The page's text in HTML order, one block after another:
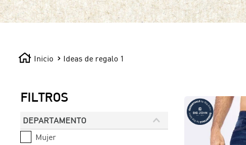
Ideas de regalo 1
FILTROS
DEPARTAMENTO
Mujer